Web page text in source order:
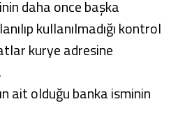
daha once başka
kullanılmadığı kontrol
kurye adresine
ait olduğu banka isminin